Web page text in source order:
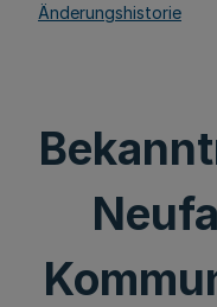
Änderungshistorie